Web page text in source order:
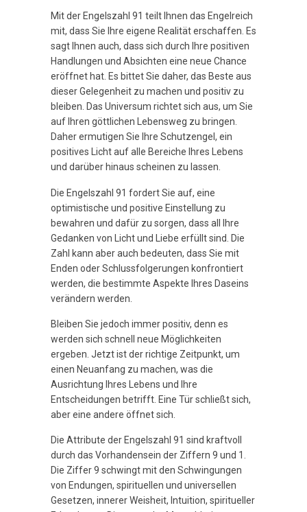
Mit der Engelszahl 91 teilt Ihnen das Engelreich
mit, dass Sie Ihre eigene Realität erschaffen. Es
sagt Ihnen auch, dass sich durch Ihre positiven
Handlungen und Absichten eine neue Chance
eröffnet hat. Es bittet Sie daher, das Beste aus
dieser Gelegenheit zu machen und positiv zu
bleiben. Das Universum richtet sich aus, um Sie
auf Ihren göttlichen Lebensweg zu bringen.
Daher ermutigen Sie Ihre Schutzengel, ein
positives Licht auf alle Bereiche Ihres Lebens
und darüber hinaus scheinen zu lassen.
Die Engelszahl 91 fordert Sie auf, eine
optimistische und positive Einstellung zu
bewahren und dafür zu sorgen, dass all Ihre
Gedanken von Licht und Liebe erfüllt sind. Die
Zahl kann aber auch bedeuten, dass Sie mit
Enden oder Schlussfolgerungen konfrontiert
werden, die bestimmte Aspekte Ihres Daseins
verändern werden.
Bleiben Sie jedoch immer positiv, denn es
werden sich schnell neue Möglichkeiten
ergeben. Jetzt ist der richtige Zeitpunkt, um
einen Neuanfang zu machen, was die
Ausrichtung Ihres Lebens und Ihre
Entscheidungen betrifft. Eine Tür schließt sich,
aber eine andere öffnet sich.
Die Attribute der Engelszahl 91 sind kraftvoll
durch das Vorhandensein der Ziffern 9 und 1.
Die Ziffer 9 schwingt mit den Schwingungen
von Endungen, spirituellen und universellen
Gesetzen, innerer Weisheit, Intuition, spiritueller